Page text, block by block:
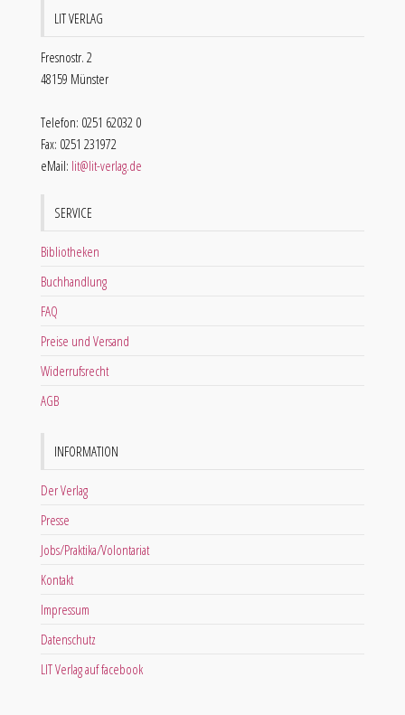
LIT VERLAG
Fresnostr. 2
48159 Münster
Telefon: 0251 62032 0
Fax: 0251 231972
eMail: lit@lit-verlag.de
SERVICE
Bibliotheken
Buchhandlung
FAQ
Preise und Versand
Widerrufsrecht
AGB
INFORMATION
Der Verlag
Presse
Jobs/Praktika/Volontariat
Kontakt
Impressum
Datenschutz
LIT Verlag auf facebook